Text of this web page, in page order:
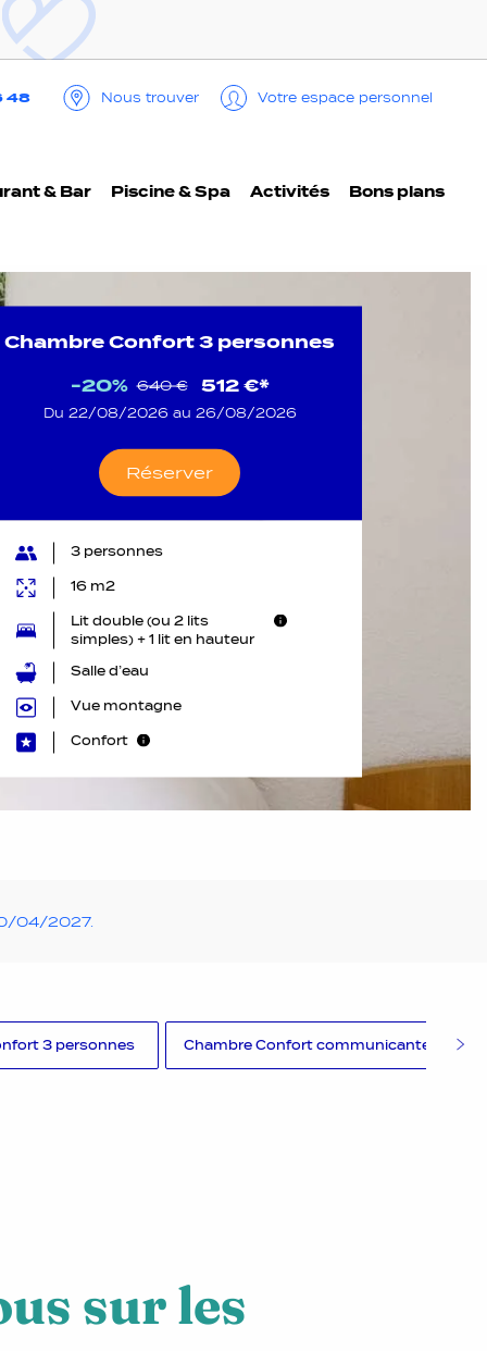
& Bar Piscine & Spa Activités Bons plans
48 Nous trouver Votre espace personnel
Chambre Confort 3 personnes
-20% 640 € 512 €*
Du 22/08/2026 au 26/08/2026
Réserver
3 personnes
16 m2
Lit double (ou 2 lits
simples) + 1 lit en hauteur
Salle d’eau
Vue montagne
Confort
04/2027.
3 personnes Chambre Confort communicante 4
sur les